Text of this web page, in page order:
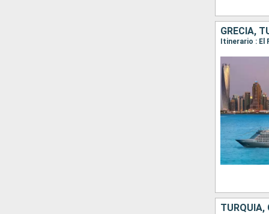
GRECIA,
Itinerario : El
TURQUÍA,